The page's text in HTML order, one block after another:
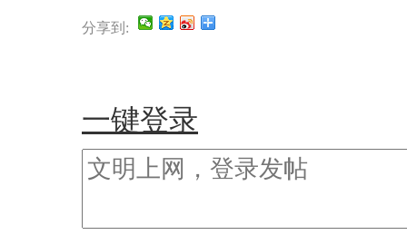
分享到:
一键登录